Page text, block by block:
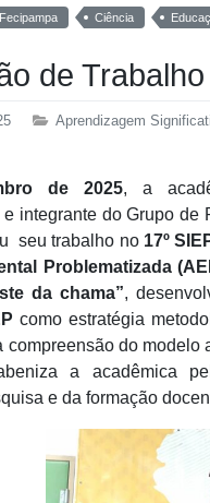
Ciência
de
Aprendizagem
de 2025, a
e integrante do Grupo de
seu trabalho no 17º
Problematizada
da chama”,
como estratégia
compreensão do modelo
a acadêmica
e da formação